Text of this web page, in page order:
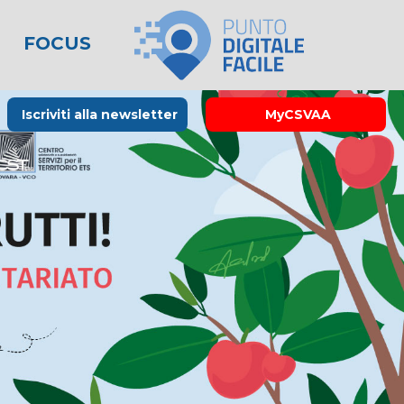
FOCUS
Rubrica La Stampa
Links utili
Iscriviti alla newsletter MyCSVAA